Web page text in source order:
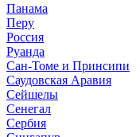
Панама
Перу
Россия
Руанда
Сан-Томе и Принсипи
Саудовская Аравия
Сейшелы
Сенегал
Сербия